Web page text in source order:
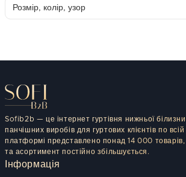
Розмір, колір, узор
Sofib2b — це інтернет гуртівня нижньої
панчішних виробів для гуртових клієнтів по
платформі представлено понад 14 000 товарів,
та асортимент постійно збільшується.
Інформація